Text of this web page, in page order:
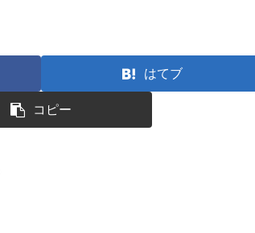
はてブ
コピー